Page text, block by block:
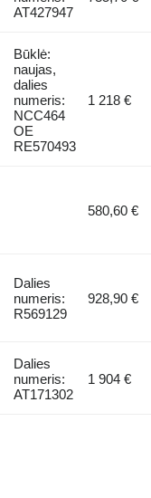
AT427947
Būklė:
naujas,
dalies
numeris:
NCC464
OE
RE570493
1 218 €
580,60 €
Dalies
numeris:
R569129
928,90 €
Dalies
numeris:
AT171302
1 904 €